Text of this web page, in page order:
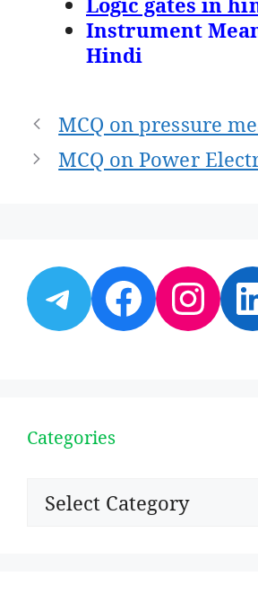
Instrument
Hindi
Post
navigation
MCQ on pressure
MCQ on Power
Telegram
Categories
Categories